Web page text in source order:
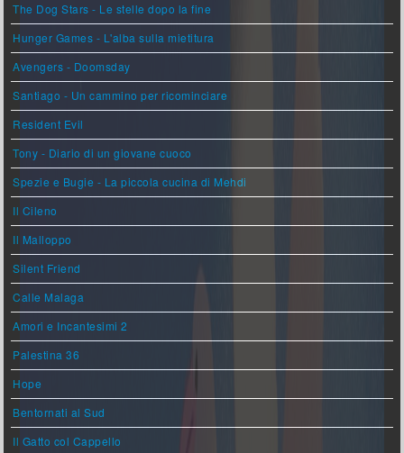
The Dog Stars - Le stelle dopo la fine
Hunger Games - L'alba sulla mietitura
Avengers - Doomsday
Santiago - Un cammino per ricominciare
Resident Evil
Tony - Diario di un giovane cuoco
Spezie e Bugie - La piccola cucina di Mehdi
Il Cileno
Il Malloppo
Silent Friend
Calle Malaga
Amori e Incantesimi 2
Palestina 36
Hope
Bentornati al Sud
Il Gatto col Cappello